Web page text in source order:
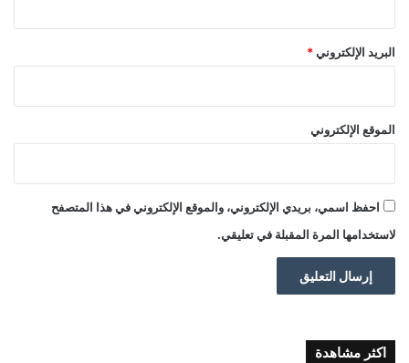
البريد الإلكتروني *
الموقع الإلكتروني
احفظ اسمي، بريدي الإلكتروني، والموقع الإلكتروني في هذا المتصفح
لاستخدامها المرة المقبلة في تعليقي.
اكثر مشاهدة